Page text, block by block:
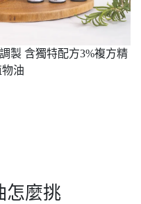
製 含獨特配方3%複方精
油
怎麼挑